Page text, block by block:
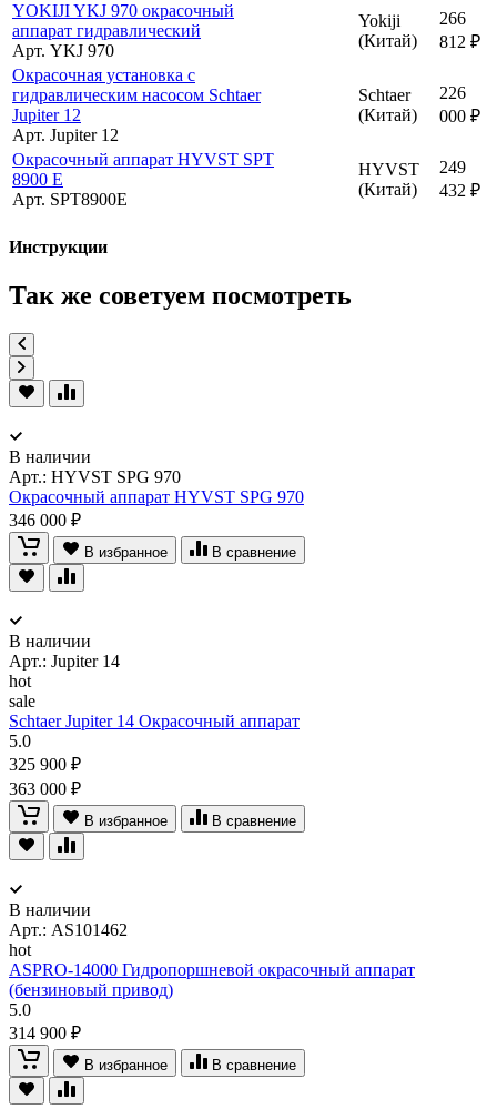
YOKIJI YKJ 970 окрасочный
аппарат гидравлический
Арт. YKJ 970
Yokiji
(Китай)
266
812 ₽
Окрасочная установка с
гидравлическим насосом Schtaer
Jupiter 12
Арт. Jupiter 12
Schtaer
(Китай)
226
000 ₽
Окрасочный аппарат HYVST SPT
8900 E
Арт. SPT8900E
HYVST
(Китай)
249
432 ₽
Инструкции
Так же советуем посмотреть
В наличии
Арт.: HYVST SPG 970
Окрасочный аппарат HYVST SPG 970
346 000 ₽
В избранное В сравнение
В наличии
Арт.: Jupiter 14
hot
sale
Schtaer Jupiter 14 Окрасочный аппарат
5.0
325 900 ₽
363 000 ₽
В избранное В сравнение
В наличии
Арт.: AS101462
hot
ASPRO-14000 Гидропоршневой окрасочный аппарат
(бензиновый привод)
5.0
314 900 ₽
В избранное В сравнение